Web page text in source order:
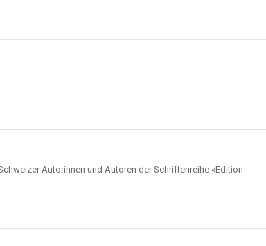
Autorinnen und Autoren der Schriftenreihe «Edition